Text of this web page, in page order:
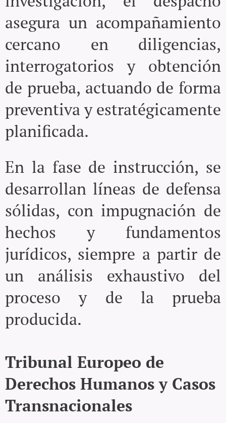
asegura un acompañamiento
cercano en diligencias,
interrogatorios y obtención
de prueba, actuando de forma
preventiva y estratégicamente
planificada.
En la fase de instrucción, se
desarrollan líneas de defensa
sólidas, con impugnación de
hechos y fundamentos
jurídicos, siempre a partir de
un análisis exhaustivo del
proceso y de la prueba
producida.
Tribunal Europeo de
Derechos Humanos y Casos
Transnacionales